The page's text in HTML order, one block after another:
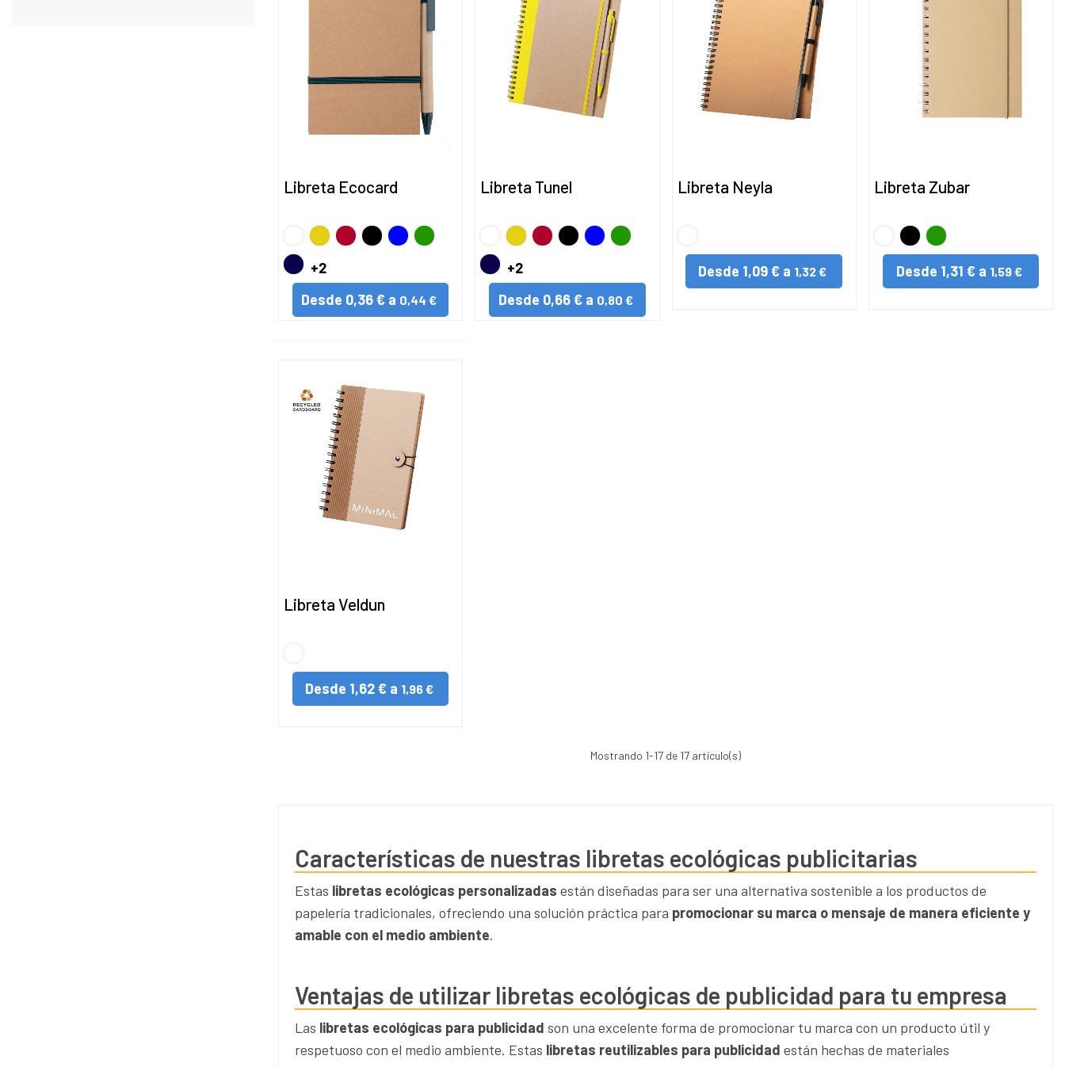
Libreta Ecocard
BLANCO
Amarillo
Rojo NegroAZULVERDE
MARINO
+2
Desde 0,36 € a 0,44 €
Libreta Tunel
BLANCO
Amarillo
RojoNegroAZULVERDE
MARINO
+2
Desde 0,66 € a 0,80 €
Libreta Neyla
Desde 1,09 € a 1,32 €
Libreta Zubar
BLANCO
NegroVERDE
Desde 1,31 € a 1,59 €
Libreta Veldun
Desde 1,62 € a 1,96 €
Mostrando 1-17 de 17 artículo(s)
Características de nuestras libretas ecológicas publicitarias
Estas libretas ecológicas personalizadas están diseñadas para ser una alternativa sostenible a los productos de
papelería tradicionales, ofreciendo una solución práctica para promocionar su marca o mensaje de manera eficiente y
amable con el medio ambiente.
Ventajas de utilizar libretas ecológicas de publicidad para tu empresa
Las libretas ecológicas para publicidad son una excelente forma de promocionar tu marca con un producto útil y
respetuoso con el medio ambiente. Estas libretas reutilizables para publicidad están hechas de materiales